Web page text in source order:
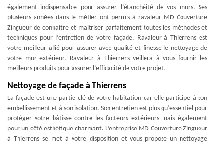
également indispensable pour assurer l’étanchéité de vos murs. Ses
plusieurs années dans le métier ont permis à ravaleur MD Couverture
Zingueur de connaitre et maitriser parfaitement toutes les méthodes et
techniques pour l’entretien de votre façade. Ravaleur à Thierrens est
votre meilleur allié pour assurer avec qualité et finesse le nettoyage de
votre mur extérieur. Ravaleur à Thierrens veillera à vous fournir les
meilleurs produits pour assurer l’efficacité de votre projet.
Nettoyage de façade à Thierrens
La façade est une partie clé de votre habitation car elle participe à son
embellissement et à son isolation. Son entretien est plus qu’essentiel pour
protéger votre bâtisse contre les facteurs extérieurs mais également
pour un côté esthétique charmant. L’entreprise MD Couverture Zingueur
à Thierrens se met à votre disposition et vous propose un nettoyage